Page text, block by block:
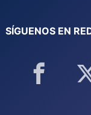
SÍGUENOS EN